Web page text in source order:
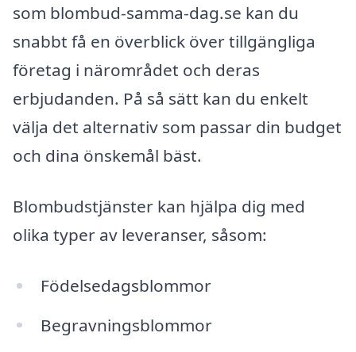
som blombud-samma-dag.se kan du
snabbt få en överblick över tillgängliga
företag i närområdet och deras
erbjudanden. På så sätt kan du enkelt
välja det alternativ som passar din budget
och dina önskemål bäst.
Blombudstjänster kan hjälpa dig med
olika typer av leveranser, såsom:
Födelsedagsblommor
Begravningsblommor